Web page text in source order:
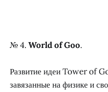
№ 4. World of Goo.
Развитие идеи Tower of
завязанные на физике и